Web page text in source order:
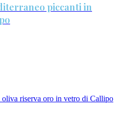
piccanti in